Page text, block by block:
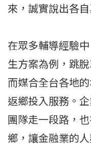
來，誠實說出各
在眾多輔導經驗
生方案為例，跳
而媒合全台各地
返鄉投入服務。
團隊走一段路，
鄉，讓金融業的